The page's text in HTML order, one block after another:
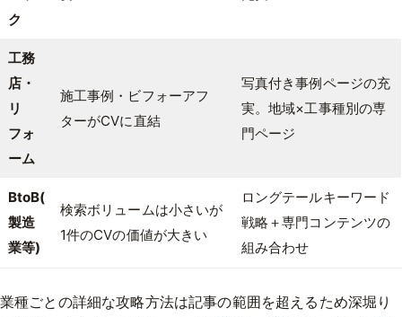
ク
工務
店・
リ
フォ
ーム
施工事例・ビフォーアフ
ターがCVに直結
写真付き事例ページの充
実。地域×工事種別の専
門ページ
BtoB(
製造
業等)
検索ボリュームは小さいが
1件のCVの価値が大きい
ロングテールキーワード
戦略＋専門コンテンツの
組み合わせ
業種ごとの詳細な攻略方法は記事の範囲を超えるため深堀り